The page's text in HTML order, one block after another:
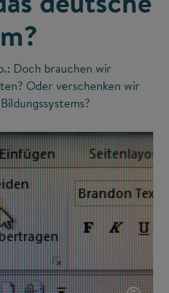
Doch brauchen wir
Oder verschenken wir